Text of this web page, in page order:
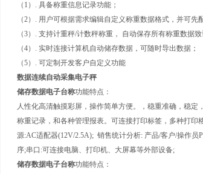
（1）. 具备称重信息记录功能；
（2）. 用户可根据需求编辑自定义称重数据格式，并可先
（3）. 支持计重秤/计数秤称重， 自动保存所有称重数据致
（4）. 实时连接计算机自动储存数据，可随时导出数据；
（5）. 可定制开发客户自定义功能
数据连续自动采集电子秤
储存数据电子台称功能特点：
人性化高清触摸彩屏，操作简单方便。，稳重准确，稳
称重记录，和各种管理报表。可连接打印标签，多种打印
源:AC适配器(12V/2.5A); 销售统计分析: 产品/客户/操作
序;串口:可连接电脑、打印机、大屏幕等外部设备;
储存数据电子台称功能特点：